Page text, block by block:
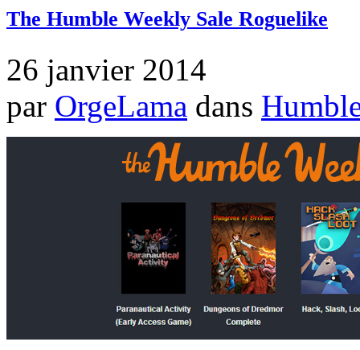
The Humble Weekly Sale Roguelike
26 janvier 2014
par OrgeLama dans